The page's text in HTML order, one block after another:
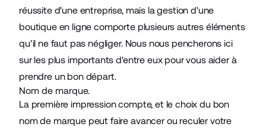
réussite d'une entreprise, mais la gestion d'une
boutique en ligne comporte plusieurs autres éléments
qu'il ne faut pas négliger. Nous nous pencherons ici
sur les plus importants d'entre eux pour vous aider à
prendre un bon départ.
Nom de marque.
La première impression compte, et le choix du bon
nom de marque peut faire avancer ou reculer votre